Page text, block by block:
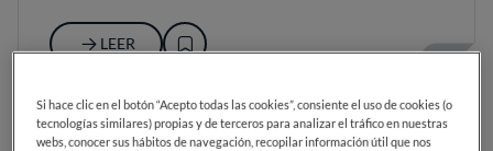
LEER
Si hace clic en el botón “Acepto todas las cookies”, consiente el uso de cookies (o
tecnologías similares) propias y de terceros para analizar el tráfico en nuestras
webs, conocer sus hábitos de navegación, recopilar información útil que nos